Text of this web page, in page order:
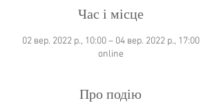
Час і місце
02 вер. 2022 р., 10:00 – 04 вер. 2022 р., 17:00
online
Про подію